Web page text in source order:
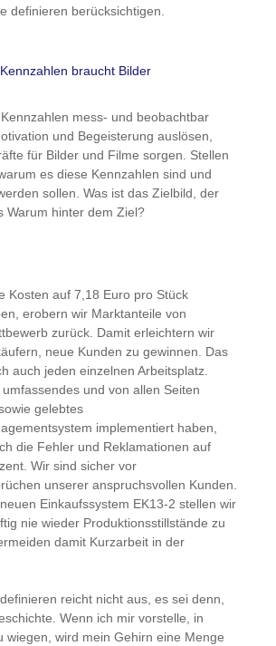
definieren berücksichtigen.
braucht Bilder
mess- und beobachtbar
und Begeisterung auslösen,
für Bilder und Filme sorgen. Stellen
es diese Kennzahlen sind und
sollen. Was ist das Zielbild, der
Warum hinter dem Ziel?
Kosten auf 7,18 Euro pro Stück
erobern wir Marktanteile von
zurück. Damit erleichtern wir
neue Kunden zu gewinnen. Das
auch jeden einzelnen Arbeitsplatz.
und von allen Seiten
gelebtes
implementiert haben,
die Fehler und Reklamationen auf
Wir sind sicher vor
unserer anspruchsvollen Kunden.
Einkaufssystem EK13-2 stellen wir
nie wieder Produktionsstillstände zu
damit Kurzarbeit in der
reicht nicht aus, es sei denn,
Wenn ich mir vorstelle, in
wiegen, wird mein Gehirn eine Menge